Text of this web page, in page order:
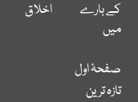
کے بارے
میں
اخلاق
صفحۂ اول
تازہ ترین